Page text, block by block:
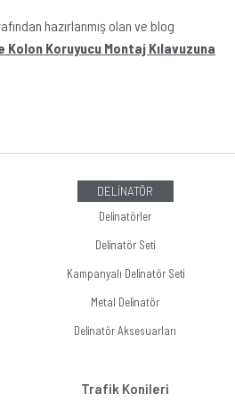
hazırlanmış olan ve blog
Kolon Koruyucu Montaj Kılavuzuna
DELİNATÖR
Delinatörler
Delinatör Seti
Kampanyalı Delinatör Seti
Metal Delinatör
Delinatör Aksesuarları
Trafik Konileri